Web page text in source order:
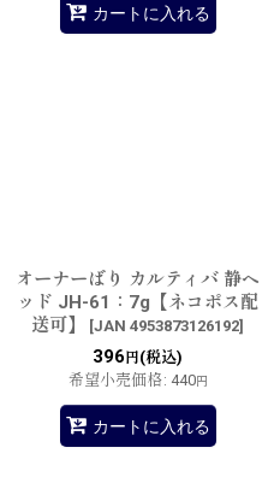
カートに入れる
オーナーばり カルティバ 静ヘ
ッド JH-61：7g【ネコポス配
送可】
[JAN 4953873126192]
396 円(税込)
希望小売価格: 440円
カートに入れる